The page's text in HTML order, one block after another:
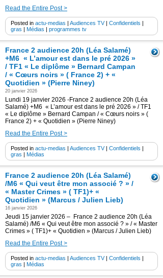
Read the Entire Post >
Posted in actu-medias | Audiences TV| Confidentiels |
gras | Médias | programmes tv
France 2 audience 20h (Léa Salamé)
+M6 « L’amour est dans le pré 2026 »
/ TF1 « Le diplôme » Bernard Campan
/ « Cœurs noirs » ( France 2) + «
Quotidien » (Pierre Niney)
20 janvier 2026
Lundi 19 janvier 2026 -France 2 audience 20h (Léa
Salamé) +M6 « L’amour est dans le pré 2026 » / TF1
« Le diplôme » Bernard Campan / « Cœurs noirs » (
France 2) + « Quotidien » (Pierre Niney)
Read the Entire Post >
Posted in actu-medias | Audiences TV| Confidentiels |
gras | Médias
France 2 audience 20h (Léa Salamé)
/M6 « Qui veut être mon associé ? » /
« Master Crimes » ( TF1)+ «
Quotidien » (Marcus / Julien Lieb)
16 janvier 2026
Jeudi 15 janvier 2026 – France 2 audience 20h (Léa
Salamé) /M6 « Qui veut être mon associé ? » / « Master
Crimes » ( TF1)+ « Quotidien » (Marcus / Julien Lieb)
Read the Entire Post >
Posted in actu-medias | Audiences TV| Confidentiels |
gras | Médias